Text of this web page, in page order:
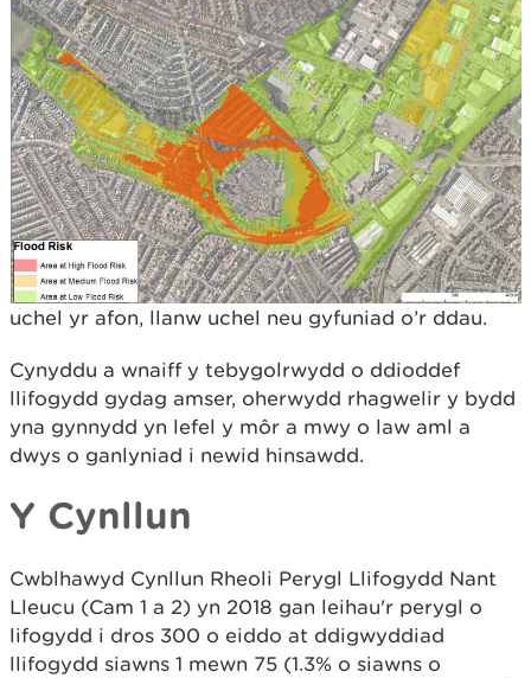
uchel yr afon, llanw uchel neu gyfuniad o’r ddau.
Cynyddu a wnaiff y tebygolrwydd o ddioddef
llifogydd gydag amser, oherwydd rhagwelir y bydd
yna gynnydd yn lefel y môr a mwy o law aml a
dwys o ganlyniad i newid hinsawdd.
Y Cynllun
Cwblhawyd Cynllun Rheoli Perygl Llifogydd Nant
Lleucu (Cam 1 a 2) yn 2018 gan leihau'r perygl o
lifogydd i dros 300 o eiddo at ddigwyddiad
llifogydd siawns 1 mewn 75 (1.3% o siawns o